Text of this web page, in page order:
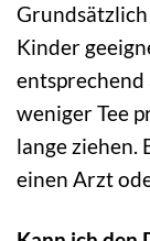
Kinder
entsprechend
weniger Tee
lange ziehen.
einen Arzt